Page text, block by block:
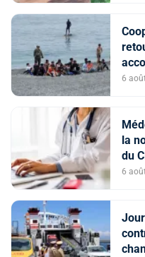
de
6
la
du
6